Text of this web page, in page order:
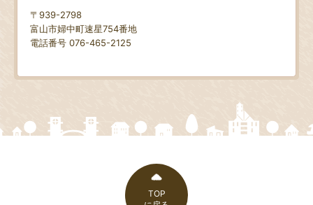
〒939-2798
富山市婦中町速星754番地
電話番号 076-465-2125
TOP